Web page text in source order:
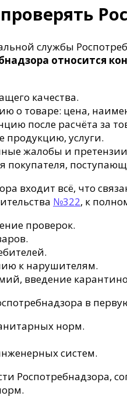
службы
относится
качества.
о товаре: цена,
после расчёта за
продукцию, услуги.
жалобы и
покупателя,
входит всё, что
№322, к
проверок.
к нарушителям.
введение
в
норм.
систем.
Роспотребнадзора,